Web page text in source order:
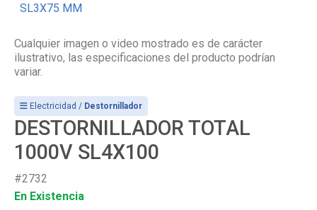
SL3X75 MM
Cualquier imagen o video mostrado es de carácter
ilustrativo, las especificaciones del producto podrían
variar.
Electricidad / Destornillador
DESTORNILLADOR TOTAL
1000V SL4X100
#2732
En Existencia